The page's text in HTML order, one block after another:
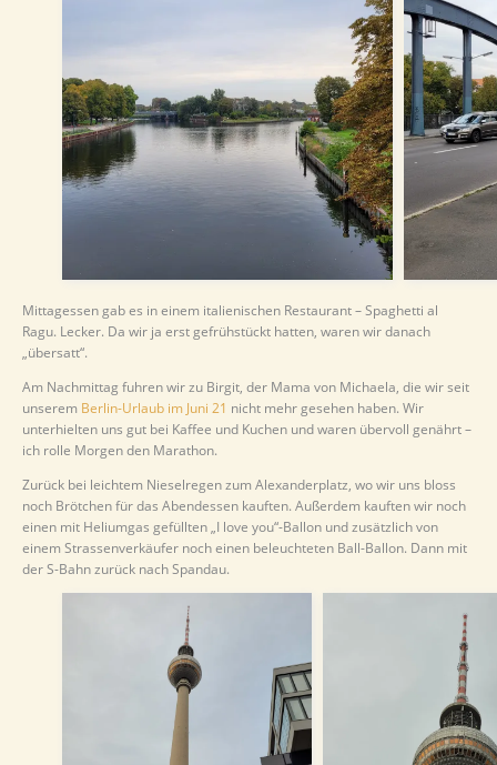
Mittagessen gab es in einem italienischen Restaurant – Spaghetti al
Ragu. Lecker. Da wir ja erst gefrühstückt hatten, waren wir danach
„übersatt“.
Am Nachmittag fuhren wir zu Birgit, der Mama von Michaela, die wir seit
unserem Berlin-Urlaub im Juni 21 nicht mehr gesehen haben. Wir
unterhielten uns gut bei Kaffee und Kuchen und waren übervoll genährt –
ich rolle Morgen den Marathon.
Zurück bei leichtem Nieselregen zum Alexanderplatz, wo wir uns bloss
noch Brötchen für das Abendessen kauften. Außerdem kauften wir noch
einen mit Heliumgas gefüllten „I love you“-Ballon und zusätzlich von
einem Strassenverkäufer noch einen beleuchteten Ball-Ballon. Dann mit
der S-Bahn zurück nach Spandau.